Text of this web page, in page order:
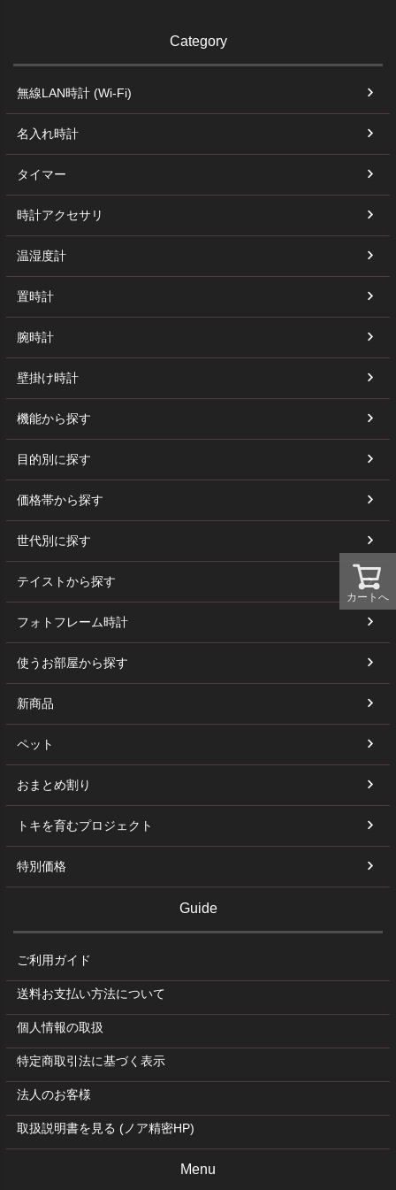
カートへ
Category
無線LAN時計 (Wi-Fi)
名入れ時計
タイマー
時計アクセサリ
温湿度計
置時計
腕時計
壁掛け時計
機能から探す
目的別に探す
価格帯から探す
世代別に探す
テイストから探す
フォトフレーム時計
使うお部屋から探す
新商品
ペット
おまとめ割り
トキを育むプロジェクト
特別価格
Guide
ご利用ガイド
送料お支払い方法について
個人情報の取扱
特定商取引法に基づく表示
法人のお客様
取扱説明書を見る (ノア精密HP)
Menu